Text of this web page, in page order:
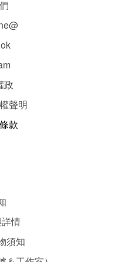
政
聲明
款
情
須知